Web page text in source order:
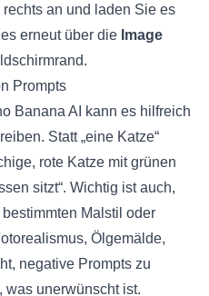
an und laden Sie es
erneut über die Image
Prompts
Banana AI kann es hilfreich
Statt „eine Katze“
rote Katze mit grünen
sitzt“. Wichtig ist auch,
Malstil oder
Ölgemälde,
negative Prompts zu
was unerwünscht ist.